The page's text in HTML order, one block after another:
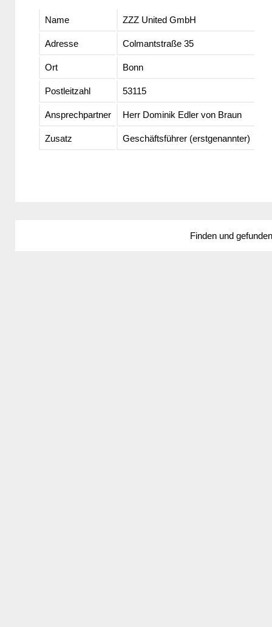
Name ZZZ United GmbH
Adresse Colmantstraße 35
Ort Bonn
Postleitzahl 53115
Ansprechpartner Herr Dominik Edler von Braun
Zusatz Geschäftsführer (erstgenannter)
Finden und